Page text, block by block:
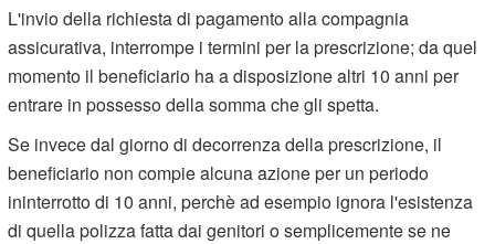
L'invio della richiesta di pagamento alla compagnia
assicurativa, interrompe i termini per la prescrizione; da quel
momento il beneficiario ha a disposizione altri 10 anni per
entrare in possesso della somma che gli spetta.
Se invece dal giorno di decorrenza della prescrizione, il
beneficiario non compie alcuna azione per un periodo
ininterrotto di 10 anni, perchè ad esempio ignora l'esistenza
di quella polizza fatta dai genitori o semplicemente se ne